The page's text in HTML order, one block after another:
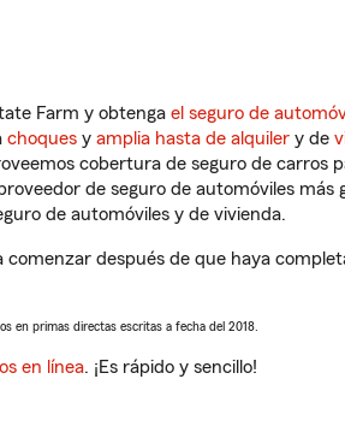
Farm y obtenga el seguro de
choques y amplia hasta de alquiler y de
cobertura de seguro de carros
de seguro de automóviles más
de automóviles y de vivienda.
después de que haya
en primas directas escritas a fecha del 2018.
en línea. ¡Es rápido y sencillo!